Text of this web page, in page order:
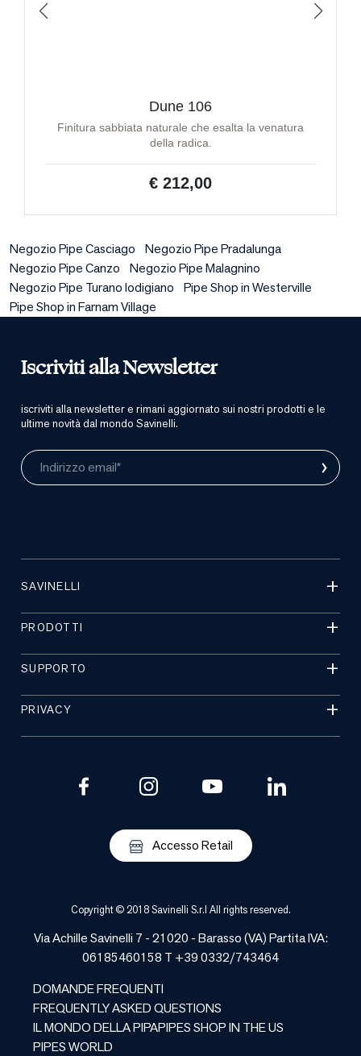
Dune 106
Finitura sabbiata naturale che esalta la venatura
della radica.
€ 212,00
Negozio Pipe Casciago
Negozio Pipe Pradalunga
Negozio Pipe Canzo
Negozio Pipe Malagnino
Negozio Pipe Turano lodigiano
Pipe Shop in Westerville
Pipe Shop in Farnam Village
Iscriviti alla Newsletter
iscriviti alla newsletter e rimani aggiornato sui nostri prodotti e le
ultime novità dal mondo Savinelli.
Indirizzo email* ›
SAVINELLI
PRODOTTI
SUPPORTO
PRIVACY
Accesso Retail
Copyright © 2018 Savinelli S.r.l All rights reserved.
Via Achille Savinelli 7 - 21020 -Barasso(VA) Partita IVA:
06185460158 T +39 0332/743464
DOMANDE FREQUENTI
FREQUENTLY ASKED QUESTIONS
IL MONDO DELLA PIPAPIPES SHOP IN THE US
PIPES WORLD